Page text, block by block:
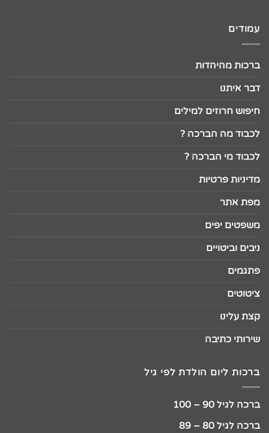
עמודים
ברכות מהיהדות
דבר איתנו
חיפוש חרוזים למילים
לכבוד מה הברכה ?
לכבוד מי הברכה ?
מדיניות פרטיות
מפת אתר
משפטים יפים
ניבים וביטויים
פתגמים
ציטוטים
קצת עלינו
שירותי כתיבה
ברכות ליום הולדת לפי גיל
ברכה לגיל 90 – 100
ברכה לגיל 80 – 89